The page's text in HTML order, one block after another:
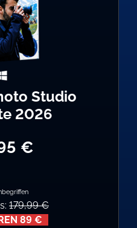
Studio
2026
€
179,99 €
89 €